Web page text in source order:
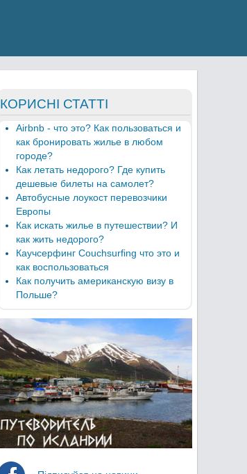
КОРИСНІ СТАТТІ
Airbnb - что это? Как пользоваться и
как бронировать жилье в любом
городе?
Как летать недорого? Где купить
дешевые билеты на самолет?
Автобусные лоукост перевозчики
Европы
Как искать жилье в путешествии? И
как жить недорого?
Каучсерфинг Couchsurfing что это и
как воспользоваться
Как получить американскую визу в
Польше?